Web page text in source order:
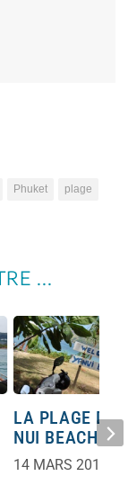
Phuket
plage
...
LA PLAGE DE
NUI BEACH
14 MARS 2018